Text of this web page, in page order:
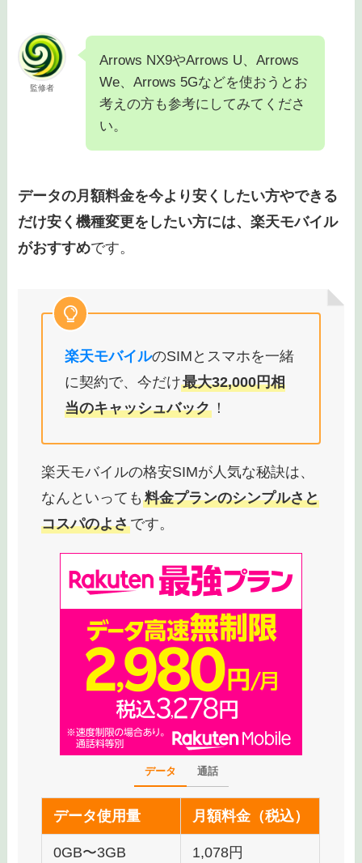
監修者
Arrows NX9やArrows U、Arrows
We、Arrows 5Gなどを使おうとお
考えの方も参考にしてみてくださ
い。
データの月額料金を今より安くしたい方やできる
だけ安く機種変更をしたい方には、楽天モバイル
がおすすめです。
楽天モバイルのSIMとスマホを一緒
に契約で、今だけ最大32,000円相
当のキャッシュバック ！
楽天モバイルの格安SIMが人気な秘訣は、
なんといっても料金プランのシンプルさと
コスパのよさです。
データ 通話
データ使用量 月額料金（税込）
0GB〜3GB 1,078円